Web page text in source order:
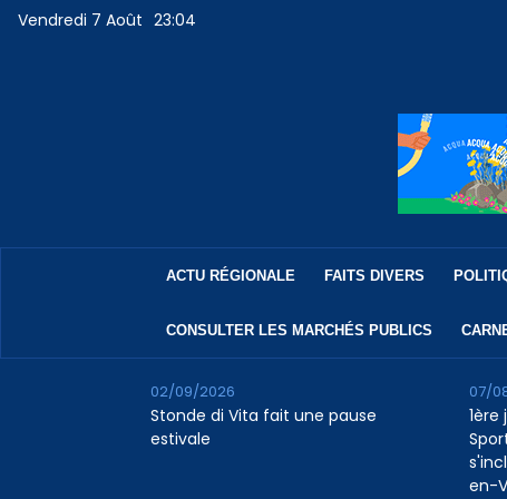
Vendredi 7 Août 23:04
ACTU RÉGIONALE FAITS DIVERS
CONSULTER LES MARCHÉS PUBLICS
Stonde di Vita fait une pause
estivale
02/09/2026
1ère
en-
07/